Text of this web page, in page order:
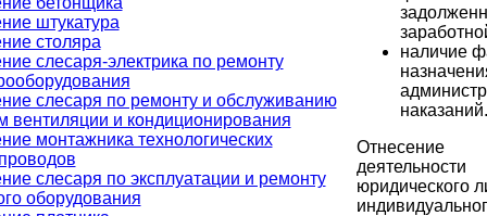
штукатура
столяра
слесаря-электрика по ремонту
слесаря по ремонту и обслуживанию
вентиляции и кондиционирования
монтажника технологических
слесаря по эксплуатации и ремонту
оборудования
наличие
наказаний.
Отнесение
деятельности
юридического